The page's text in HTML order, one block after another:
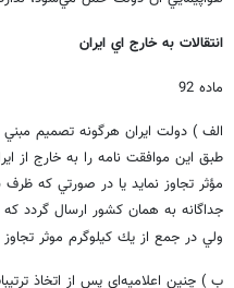
انتقالات به خارج اي ايران
ماده 92
الف ) دولت ايران هرگونه تصميم
طبق اين موافقت نامه را به خارج از
مؤثر تجاوز نمايد يا در صورتي كه
جداگانه به همان كشور ارسال گردد
ولي در جمع از يك كيلوگرم موثر تجاوز
ب ) چنين اعلاميه‌اي پس از اتخاذ